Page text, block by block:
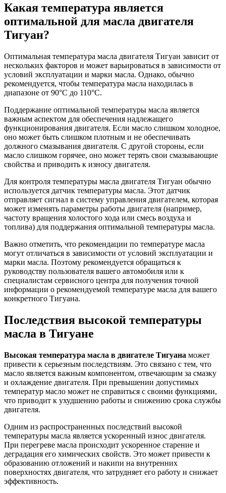
Какая температура является
оптимальной для масла двигателя
Тигуан?
Оптимальная температура масла двигателя Тигуан зависит от
нескольких факторов и может варьироваться в зависимости от
условий эксплуатации и марки масла. Однако, обычно
рекомендуется, чтобы температура масла находилась в
диапазоне от 90°C до 110°C.
Поддержание оптимальной температуры масла является
важным аспектом для обеспечения надлежащего
функционирования двигателя. Если масло слишком холодное,
оно может быть слишком плотным и не обеспечивать
должного смазывания двигателя. С другой стороны, если
масло слишком горячее, оно может терять свои смазывающие
свойства и приводить к износу двигателя.
Для контроля температуры масла двигателя Тигуан обычно
используется датчик температуры масла. Этот датчик
отправляет сигнал в систему управления двигателем, которая
может изменять параметры работы двигателя (например,
частоту вращения холостого хода или смесь воздуха и
топлива) для поддержания оптимальной температуры масла.
Важно отметить, что рекомендации по температуре масла
могут отличаться в зависимости от условий эксплуатации и
марки масла. Поэтому рекомендуется обращаться к
руководству пользователя вашего автомобиля или к
специалистам сервисного центра для получения точной
информации о рекомендуемой температуре масла для вашего
конкретного Тигуана.
Последствия высокой температуры
масла в Тигуане
Высокая температура масла в двигателе Тигуана может
привести к серьезным последствиям. Это связано с тем, что
масло является важным компонентом, отвечающим за смазку
и охлаждение двигателя. При превышении допустимых
температур масло может не справиться с своими функциями,
что приводит к ухудшению работы и снижению срока службы
двигателя.
Одним из распространенных последствий высокой
температуры масла является ускоренный износ двигателя.
При перегреве масла происходит ускоренное старение и
деградация его химических свойств. Это может привести к
образованию отложений и накипи на внутренних
поверхностях двигателя, что затрудняет его работу и снижает
эффективность.